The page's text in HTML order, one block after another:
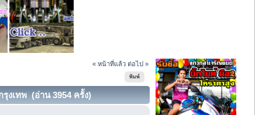
« หน้าที่แล้ว ต่อไป »
พิมพ์
งเทพ (อ่าน 3954 ครั้ง)